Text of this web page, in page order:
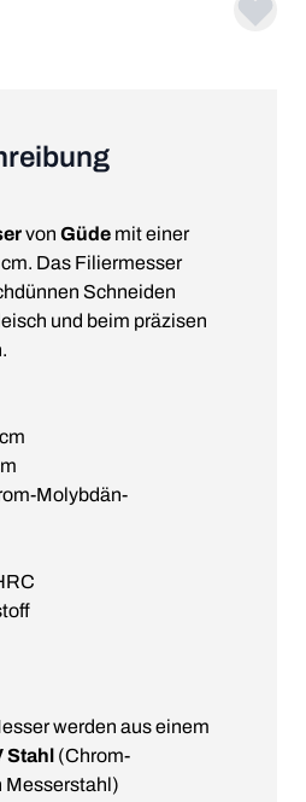
von Güde mit einer
Das Filiermesser
Schneiden
und beim präzisen
Molybdän-
werden aus einem
Stahl (Chrom-
Messerstahl)